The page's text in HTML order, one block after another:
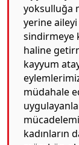
yoksulluğa
yerine aileyi
sindirmeye
haline
kayyum
müdahale
kadınların